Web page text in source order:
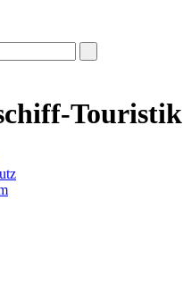
Touristik